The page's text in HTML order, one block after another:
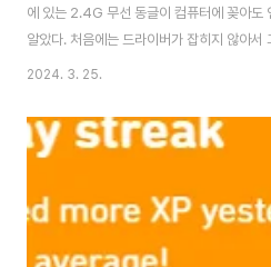
에 있는 2.4G 무선 동글이 컴퓨터에 꽂아도
알았다. 처음에는 드라이버가 잡히지 않아서
해 동글 자체가 문제가 있음을 알았다. 동글
사이로 푹 들어갔다. 혹시나 싶어 틈에 끼운
도했다. 아래와 같이 4개의 부속품으로 쉽게
GMK67의 동글 분해 사진도 보이지 않아서
다 중요해 보이는 회로는..
2024. 3. 25.